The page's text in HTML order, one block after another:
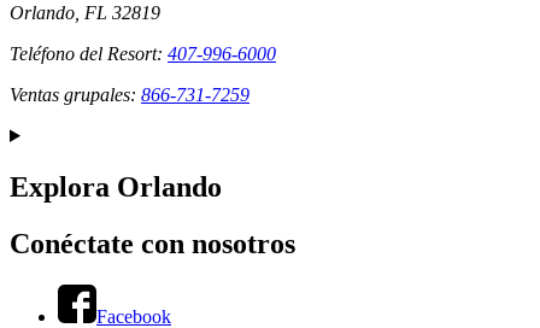
Orlando, FL 32819
Teléfono del Resort: 407-996-6000
Ventas grupales: 866-731-7259
Explora Orlando
Conéctate con nosotros
Facebook